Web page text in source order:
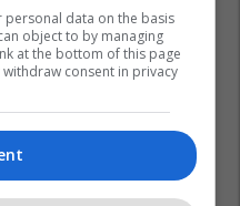
personal data on the basis
object to by managing
at the bottom of this page
consent in privacy